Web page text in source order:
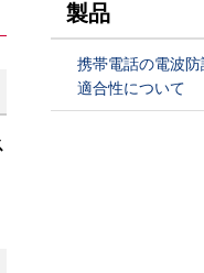
製品
携帯電話の電波
適合性について